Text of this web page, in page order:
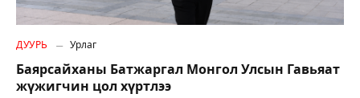
ДУУРЬ Урлаг
Баярсайханы Батжаргал Монгол Улсын Гавьяат
жүжигчин цол хүртлээ